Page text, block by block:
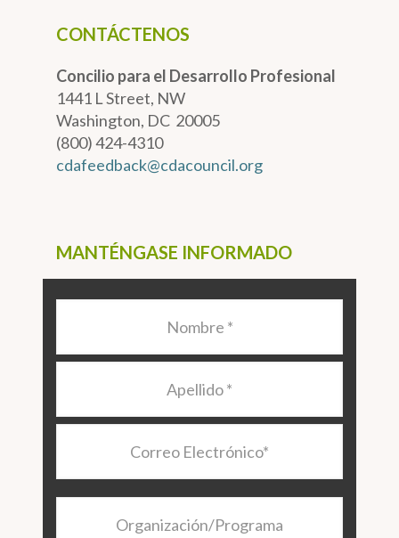
CONTÁCTENOS
Concilio para el Desarrollo Profesional
1441 L Street, NW
Washington, DC 20005
(800) 424-4310
cdafeedback@cdacouncil.org
MANTÉNGASE INFORMADO
Electrónico *